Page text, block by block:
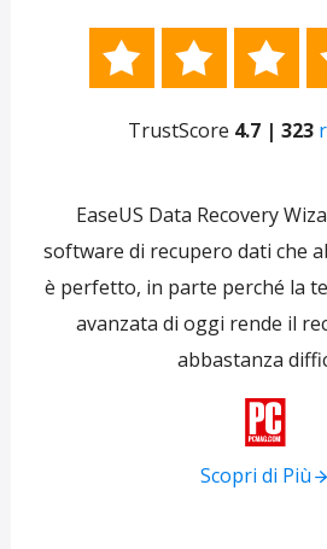
  
TrustScore 4.7 | 323
EaseUS Data Recovery
software di recupero dati che
è perfetto, in parte perché la
avanzata di oggi rende il
abbastanza

Scopri di Più